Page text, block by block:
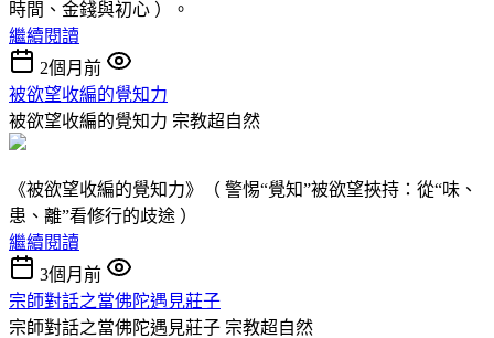
時間、金錢與初心 ）。
繼續閱讀
2個月前
被欲望收編的覺知力
被欲望收編的覺知力 宗教超自然
《被欲望收編的覺知力》（ 警惕“覺知”被欲望挾持：從“味、
患、離”看修行的歧途 ）
繼續閱讀
3個月前
宗師對話之當佛陀遇見莊子
宗師對話之當佛陀遇見莊子 宗教超自然